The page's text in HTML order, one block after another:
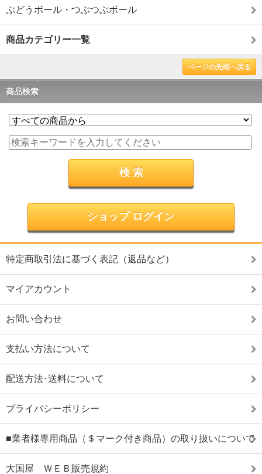
ぶどうボール・つぶつぶボール
商品カテゴリー一覧
ページの先頭へ戻る
商品検索
ショップ ログイン
特定商取引法に基づく表記（返品など）
マイアカウント
お問い合わせ
支払い方法について
配送方法･送料について
プライバシーポリシー
■業者様専用商品（＄マーク付き商品）の取り扱いについて
大国屋 ＷＥＢ販売規約